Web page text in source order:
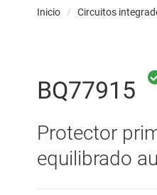
Inicio / Circuitos
BQ77915
Protector
equilibrado